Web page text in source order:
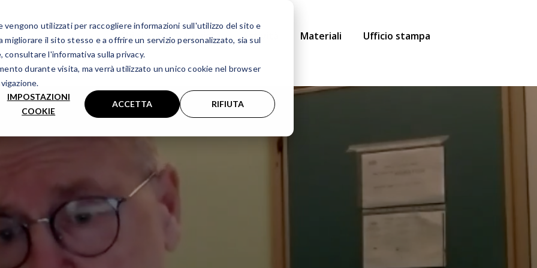
utilizzati per raccogliere informazioni sull'utilizzo del sito e
il sito stesso e a offrire un servizio personalizzato, sia sul
l'informativa sulla privacy.
durante visita, ma verrà utilizzato un unico cookie nel browser
IMPOSTAZIONI
COOKIE
ACCETTA RIFIUTA
Chi siamo La vista Attività Materiali Ufficio stampa